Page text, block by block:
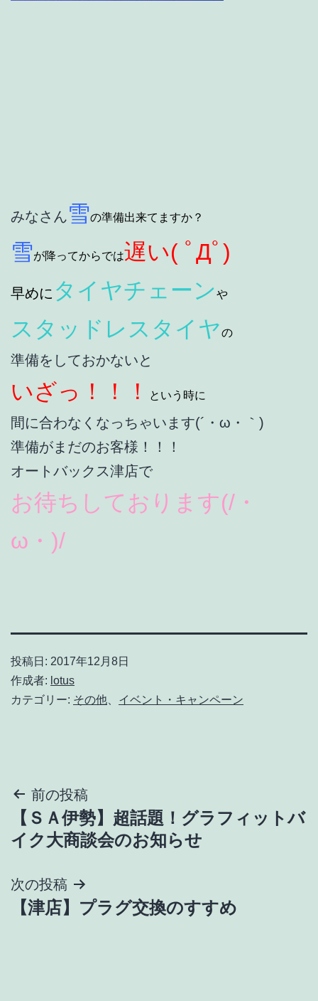
みなさん雪の準備出来てますか？
雪が降ってからでは遅い( ﾟДﾟ)
早めに タイヤチェーン や
スタッドレスタイヤの
準備をしておかないと
いざっ！！！ という時に
間に合わなくなっちゃいます(´・ω・｀)
準備がまだのお客様！！！
オートバックス津店で
お待ちしております(/・
ω・)/
投稿日: 2017年12月8日
作成者: lotus
カテゴリー: その他 イベント・キャンペーン
投
稿
ビ
前の投稿
【ＳＡ伊勢】超話題！グラフィットバ
イク大商談会のお知らせ
次の投稿
【津店】プラグ交換のすすめ